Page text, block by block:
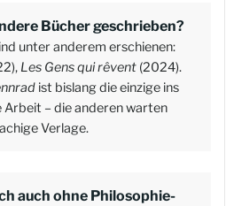
Bücher geschrieben?
unter anderem erschienen:
Les Gens qui rêvent (2024).
ist bislang die einzige ins
– die anderen warten
Verlage.
auch ohne Philosophie-